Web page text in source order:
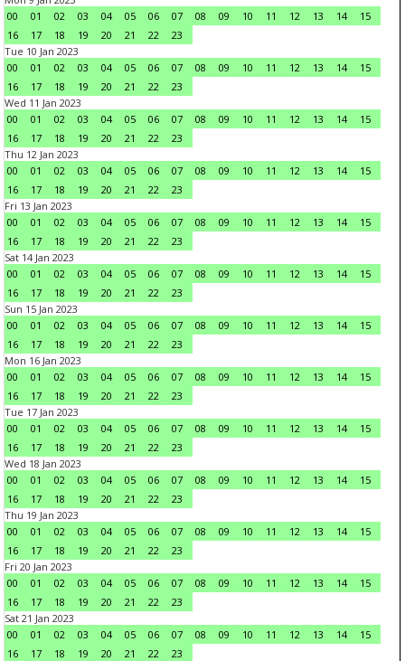
00
01 02 03 04 05 06 07 08 09 10 11 12 13 14
15
16
17 18 19 20 21 22
23
Tue 10 Jan 2023
00
01 02 03 04 05 06 07 08 09 10 11 12 13 14
15
16
17 18 19 20 21 22
23
Wed 11 Jan 2023
00
01 02 03 04 05 06 07 08 09 10 11 12 13 14
15
16
17 18 19 20 21 22
23
Thu 12 Jan 2023
00
01 02 03 04 05 06 07 08 09 10 11 12 13 14
15
16
17 18 19 20 21 22
23
Fri 13 Jan 2023
00
01 02 03 04 05 06 07 08 09 10 11 12 13 14
15
16
17 18 19 20 21 22
23
Sat 14 Jan 2023
00
01 02 03 04 05 06 07 08 09 10 11 12 13 14
15
16
17 18 19 20 21 22
23
Sun 15 Jan 2023
00
01 02 03 04 05 06 07 08 09 10 11 12 13 14
15
16
17 18 19 20 21 22
23
Mon 16 Jan 2023
00
01 02 03 04 05 06 07 08 09 10 11 12 13 14
15
16
17 18 19 20 21 22
23
Tue 17 Jan 2023
00
01 02 03 04 05 06 07 08 09 10 11 12 13 14
15
16
17 18 19 20 21 22
23
Wed 18 Jan 2023
00
01 02 03 04 05 06 07 08 09 10 11 12 13 14
15
16
17 18 19 20 21 22
23
Thu 19 Jan 2023
00
01 02 03 04 05 06 07 08 09 10 11 12 13 14
15
16
17 18 19 20 21 22
23
Fri 20 Jan 2023
00
01 02 03 04 05 06 07 08 09 10 11 12 13 14
15
16
17 18 19 20 21 22
23
Sat 21 Jan 2023
00
01 02 03 04 05 06 07 08 09 10 11 12 13 14
15
16
17 18 19 20 21 22
23